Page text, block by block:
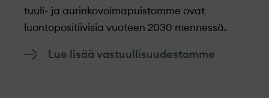
tuuli- ja aurinkovoimapuistomme ovat
luontopositiivisia vuoteen 2030 mennessä.
Lue lisää vastuullisuudestamme